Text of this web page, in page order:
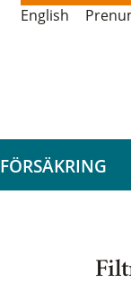
English
FÖRSÄKRING